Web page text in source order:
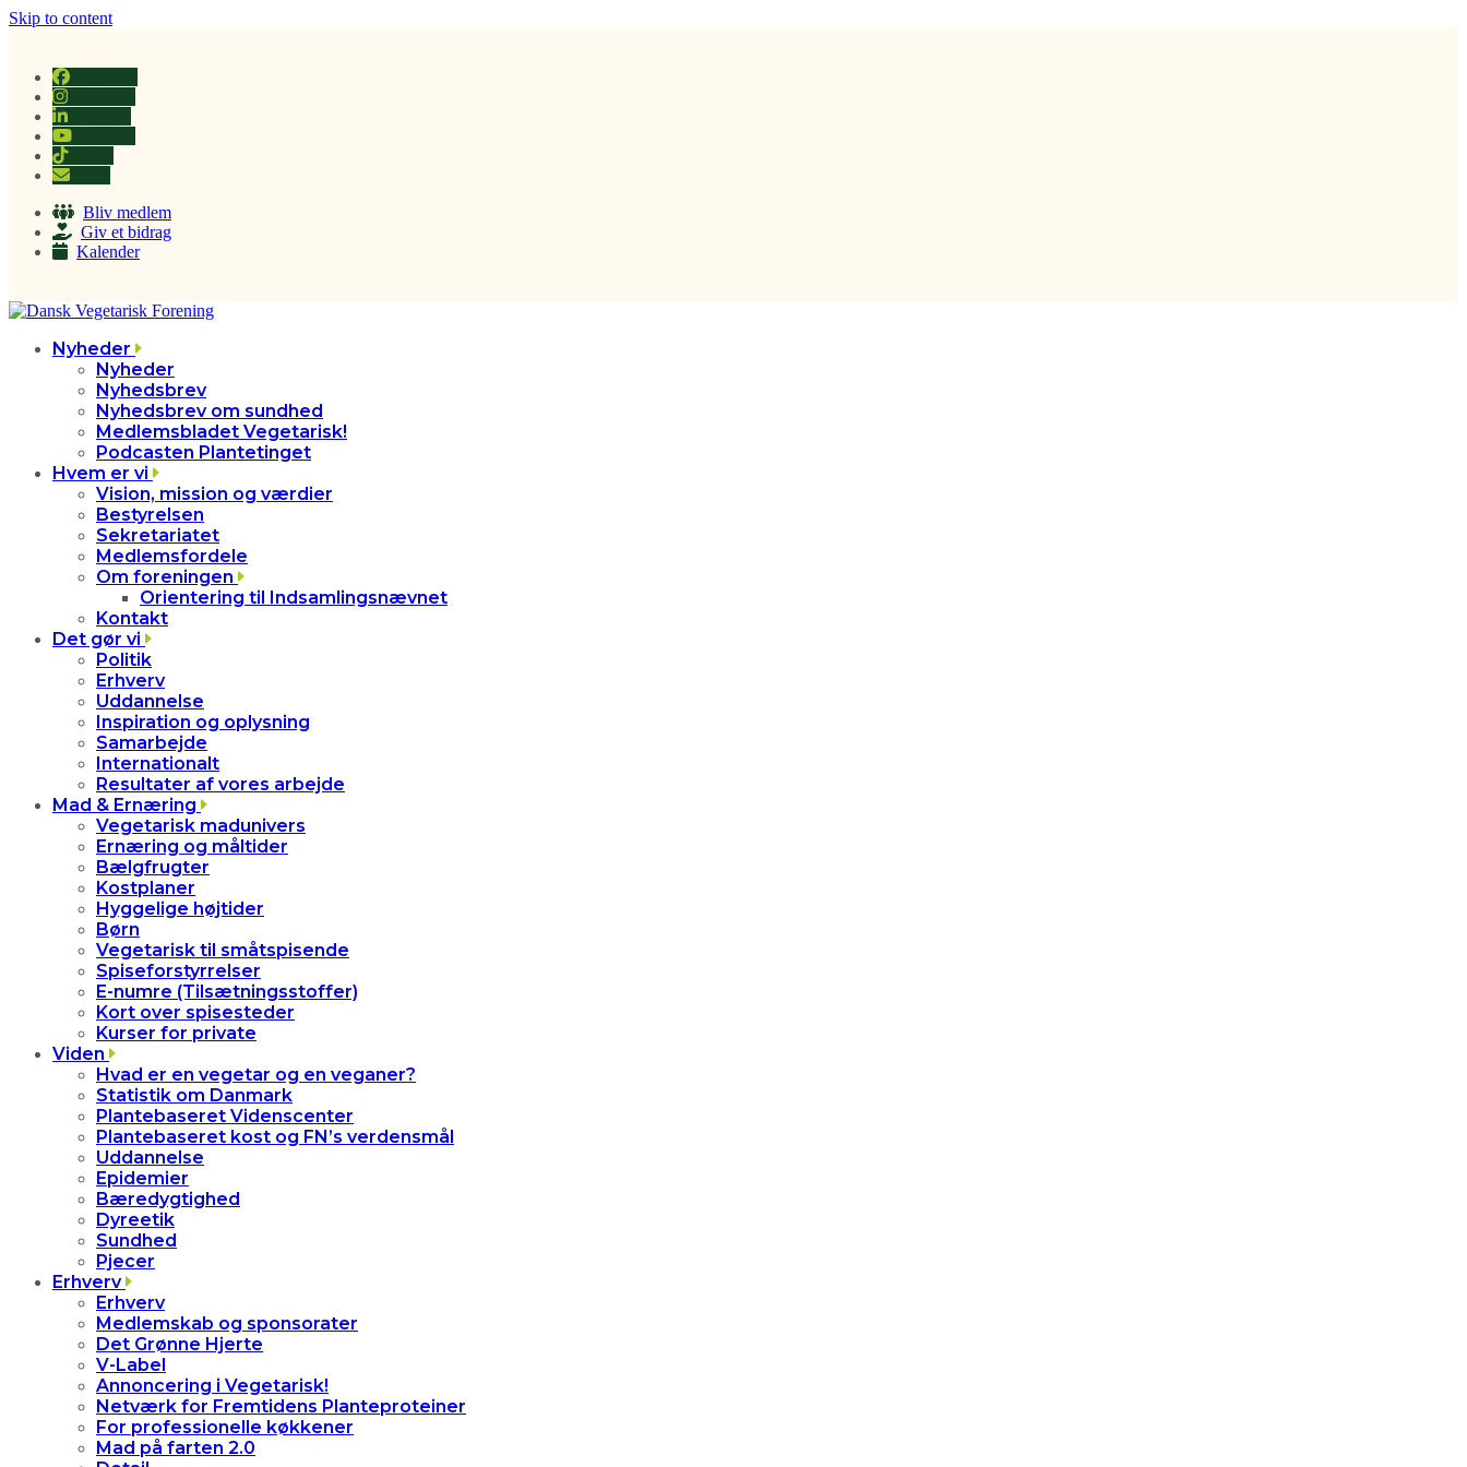
Skip to content
Tiktok
Bliv medlem
Giv et bidrag
Kalender
Nyheder
Nyheder
Nyhedsbrev
Nyhedsbrev om sundhed
Medlemsbladet Vegetarisk!
Podcasten Plantetinget
Hvem er vi
Vision, mission og værdier
Bestyrelsen
Sekretariatet
Medlemsfordele
Om foreningen
Orientering til Indsamlingsnævnet
Kontakt
Det gør vi
Politik
Erhverv
Uddannelse
Inspiration og oplysning
Samarbejde
Internationalt
Resultater af vores arbejde
Mad & Ernæring
Vegetarisk madunivers
Ernæring og måltider
Bælgfrugter
Kostplaner
Hyggelige højtider
Børn
Vegetarisk til småtspisende
Spiseforstyrrelser
E-numre (Tilsætningsstoffer)
Kort over spisesteder
Kurser for private
Viden
Hvad er en vegetar og en veganer?
Statistik om Danmark
Plantebaseret Videnscenter
Plantebaseret kost og FN’s verdensmål
Uddannelse
Epidemier
Bæredygtighed
Dyreetik
Sundhed
Pjecer
Erhverv
Erhverv
Medlemskab og sponsorater
Det Grønne Hjerte
V-Label
Annoncering i Vegetarisk!
Netværk for Fremtidens Planteproteiner
For professionelle køkkener
Mad på farten 2.0